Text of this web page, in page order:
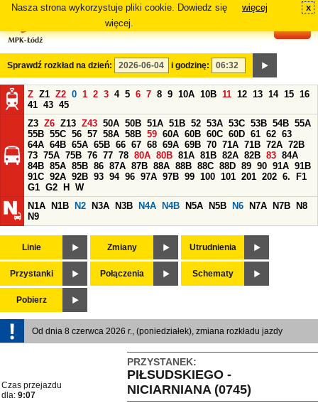
Nasza strona wykorzystuje pliki cookie. Dowiedz się
więcej.
więcej x
Sprawdź rozkład na dzień: i godzinę:
Z Z1 Z2 0 1 2 3 4 5 6 7 8 9 10A 10B 11 12 13 14 15 16
41 43 45
Z3 Z6 Z13 Z43 50A 50B 51A 51B 52 53A 53C 53B 54B 55A
55B 55C 56 57 58A 58B 59 60A 60B 60C 60D 61 62 63
64A 64B 65A 65B 66 67 68 69A 69B 70 71A 71B 72A 72B
73 75A 75B 76 77 78 80A 80B 81A 81B 82A 82B 83 84A
84B 85A 85B 86 87A 87B 88A 88B 88C 88D 89 90 91A 91B
91C 92A 92B 93 94 96 97A 97B 99 100 101 201 202 6.
F1
G1 G2 H
W
N1A
N1B N2 N3A N3B N4A N4B N5A N5B N6 N7A N7B
N8
N9
Linie Zmiany Utrudnienia
Przystanki Połączenia Schematy
Pobierz
Od dnia 8 czerwca 2026 r., (poniedziałek), zmiana rozkładu jazdy
PRZYSTANEK:
PIŁSUDSKIEGO -
NICIARNIANA (0745)
Czas przejazdu
dla: 9:07